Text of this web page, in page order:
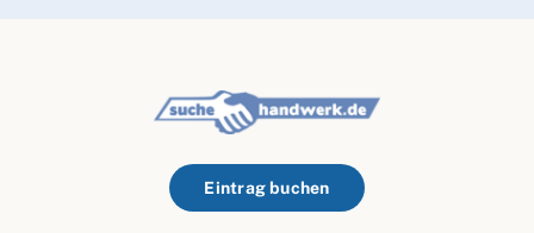
Eintrag buchen